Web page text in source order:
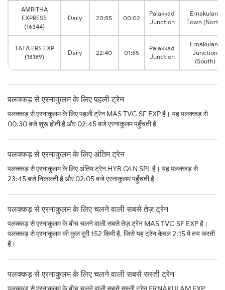
AMRITHA
EXPRESS
(16344)
Daily 20:55 00:02
Palakkad
Junction
Ernakulam
Town (North)
TATA ERS EXP
(18189)
Daily 22:40 01:55
Palakkad
Junction
Ernakulam
Junction
(South)
पलक्कड़ से एरनाकुलम के लिए पहली ट्रेन
पलक्कड़ से एरनाकुलम के लिए पहली ट्रेन MAS TVC SF EXP है। यह पलक्कड़ से
00:30 बजे शुरू होती है और 02:45 बजे एरनाकुलम पहुँचती है
पलक्कड़ से एरनाकुलम के लिए अंतिम ट्रेन
पलक्कड़ से एरनाकुलम के लिए अंतिम ट्रेन HYB QLN SPL है। यह पलक्कड़ से
23:45 बजे निकलती है और 02:05 बजे एरनाकुलम पहुँचती है।
पलक्कड़ से एरनाकुलम के लिए चलने वाली सबसे तेज़ ट्रेन
पलक्कड़ से एरनाकुलम के बीच चलने वाली सबसे तेज़ ट्रेन MAS TVC SF EXP है।
पलक्कड़ से एरनाकुलम की कुल दूरी 152 किमी है, जिसे यह ट्रेन केवल 2:15 में तय करती
है।
पलक्कड़ से एरनाकुलम के लिए चलने वाली सबसे सस्ती ट्रेन